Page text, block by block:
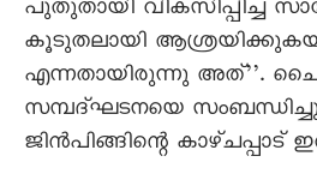
പുതുതായി വികസിപ്പിച്ച
കൂടുതലായി
എന്നതായിരുന്നു അത്’’.
സമ്പദ്ഘടനയെ
ജിൻപിങ്ങിന്റെ കാഴ്ചപ്പാട്